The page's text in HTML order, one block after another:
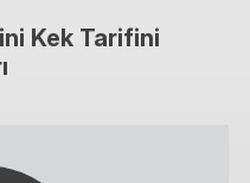
Kek Tarifini